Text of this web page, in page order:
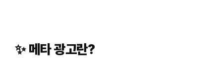
✨메타광고란?